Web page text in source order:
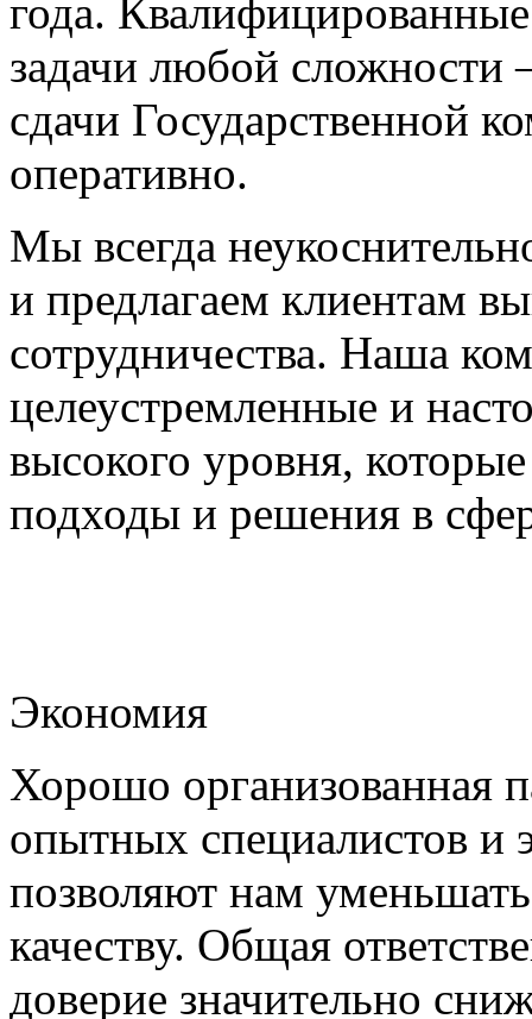
года.
задачи любой сложности
сдачи Государственной
оперативно.
Мы всегда
и предлагаем клиентам
сотрудничества. Наша
целеустремленные и
высокого уровня,
подходы и решения в
Экономия
Хорошо организованная
опытных специалистов и
позволяют нам
качеству. Общая
доверие значительно